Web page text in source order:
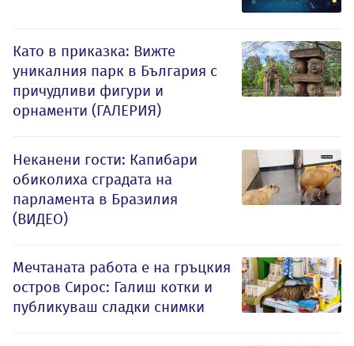
Като в приказка: Вижте
уникалния парк в България с
причудливи фигури и
орнаменти (ГАЛЕРИЯ)
Неканени гости: Капибари
обиколиха сградата на
парламента в Бразилия
(ВИДЕО)
Мечтаната работа е на гръцкия
остров Сирос: Галиш котки и
публикуваш сладки снимки